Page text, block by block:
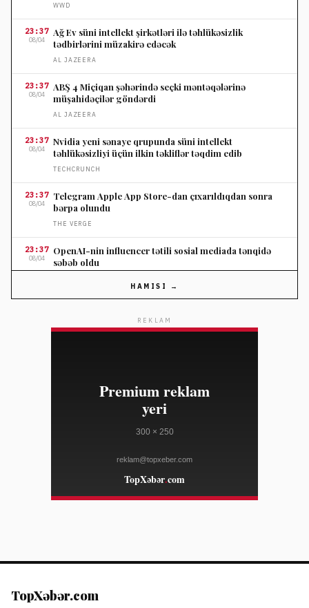
WWD
23:37
08/04
Ağ Ev süni intellekt şirkətləri ilə təhlükəsizlik
tədbirlərini müzakirə edəcək
AL JAZEERA
23:37
08/04
ABŞ 4 Miçiqan şəhərində seçki məntəqələrinə
müşahidəçilər göndərdi
AL JAZEERA
23:37
08/04
Nvidia yeni sənaye qrupunda süni intellekt
təhlükəsizliyi üçün ilkin təkliflər təqdim edib
TECHCRUNCH
23:37
08/04
Telegram Apple App Store-dan çıxarıldıqdan sonra
bərpa olundu
THE VERGE
23:37
08/04
OpenAI-nin influencer tətili sosial mediada tənqidə
səbəb oldu
ELLE
Marko Rubio Hörmüz Boğazında Gömrük Sazişi üzrə
irəliləyişdən xəbər verib
mürəkkəb edə bilər
WWD
HAMISI →
REKLAM
TopXəbər.com